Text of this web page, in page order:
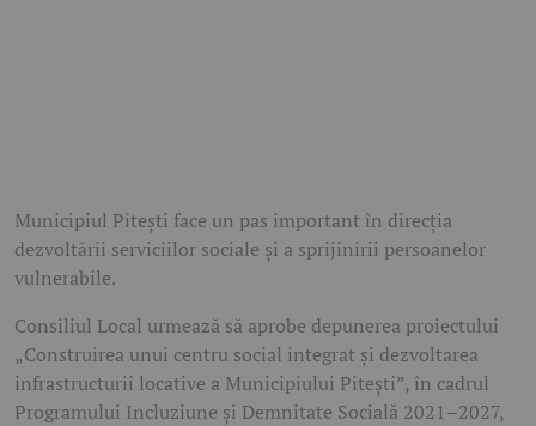
Municipiul Pitești face un pas important în direcția
dezvoltării serviciilor sociale și a sprijinirii persoanelor
vulnerabile.
Consiliul Local urmează să aprobe depunerea proiectului
„Construirea unui centru social integrat și dezvoltarea
infrastructurii locative a Municipiului Pitești”, în cadrul
Programului Incluziune și Demnitate Socială 2021–2027,